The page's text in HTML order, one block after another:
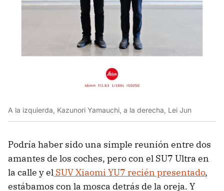
A la izquierda, Kazunori Yamauchi, a la derecha, Lei Jun
Podría haber sido una simple reunión entre dos
amantes de los coches, pero con el SU7 Ultra en
la calle y el SUV Xiaomi YU7 recién presentado,
estábamos con la mosca detrás de la oreja. Y